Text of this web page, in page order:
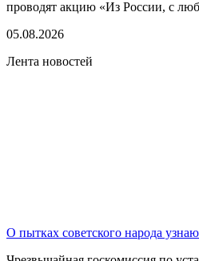
проводят акцию «Из России, с
05.08.2026
Лента новостей
О пытках советского народа